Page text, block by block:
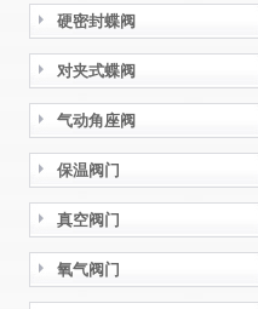
硬密封蝶阀
对夹式蝶阀
气动角座阀
保温阀门
真空阀门
氧气阀门